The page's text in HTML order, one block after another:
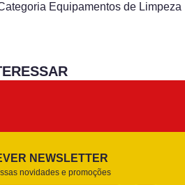
Equipamentos de Limpeza
NEWSLETTER
novidades e promoções